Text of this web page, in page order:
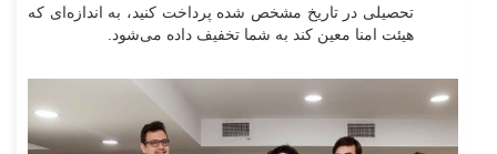
تحصیلی در تاریخ مشخص شده پرداخت کنید، به اندازه‌ای که
هیئت امنا معین کند به شما تخفیف داده می‌شود.